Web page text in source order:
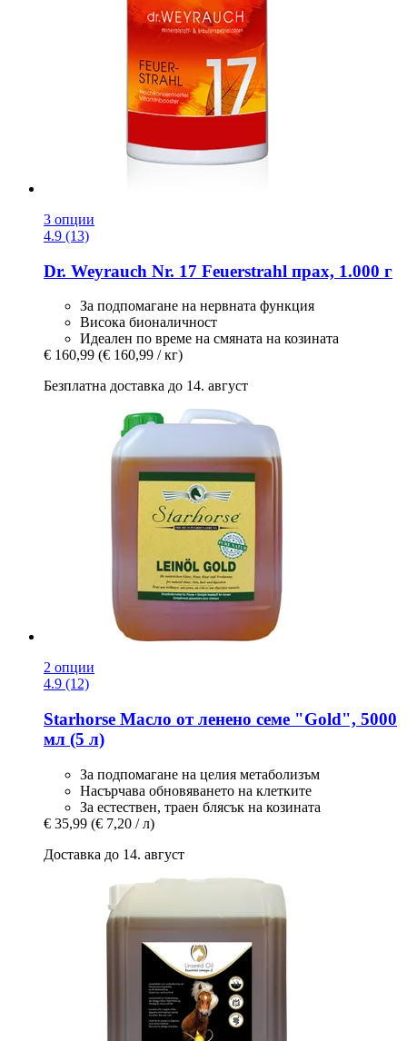
3 опции
4.9 (13)
Dr. Weyrauch Nr. 17 Feuerstrahl прах, 1.000 г
За подпомагане на нервната функция
Висока бионаличност
Идеален по време на смяната на козината
€ 160,99 (€ 160,99 / кг)
Безплатна доставка до 14. август
2 опции
4.9 (12)
Starhorse Масло от ленено семе "Gold", 5000
мл (5 л)
За подпомагане на целия метаболизъм
Насърчава обновяването на клетките
За естествен, траен блясък на козината
€ 35,99 (€ 7,20 / л)
Доставка до 14. август